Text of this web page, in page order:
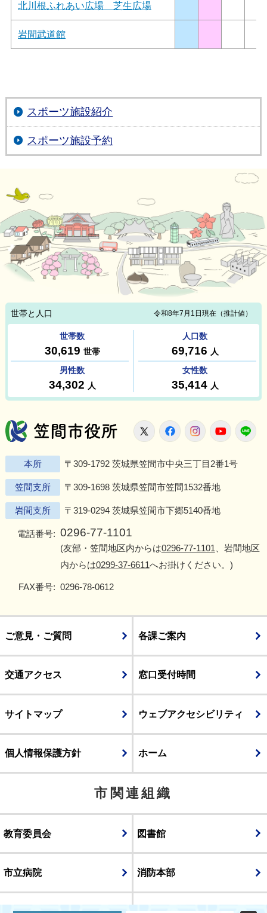
北川根ふれあい広場 芝生広場
岩間武道館
スポーツ施設紹介
スポーツ施設予約
笠間市役所
X FacebookInstagram
本所 〒309-1792 茨城県笠間市中央三丁目2番1号
笠間支所 〒309-1698 茨城県笠間市笠間1532番地
岩間支所 〒319-0294 茨城県笠間市下郷5140番地
電話番号: 0296-77-1101
(友部・笠間地区内からは0296-77-1101 、岩間地区
内からは0299-37-6611へお掛けください。)
FAX番号: 0296-78-0612
ご意見・ご質問 各課ご案内
交通アクセス 窓口受付時間
サイトマップ ウェブアクセシビリティ
個人情報保護方針 ホーム
市関連組織
教育委員会 図書館
市立病院 消防本部